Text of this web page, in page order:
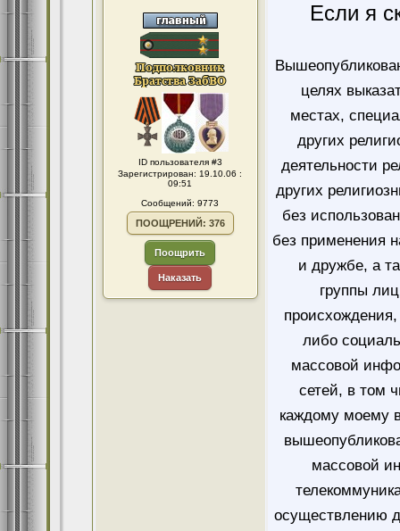
ID пользователя #3
Зарегистрирован: 19.10.06 :
09:51
Сообщений: 9773
ПООЩРЕНИЙ: 376
Поощрить
Наказать
Если я
целях
местах,
других
деятельности
других
без
без применения
и дружбе, а
группы
либо
массовой
сетей, в том
каждому моему
массовой
осуществлению